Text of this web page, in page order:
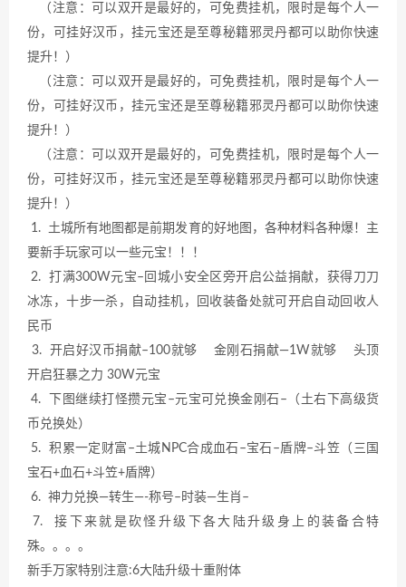
（注意：可以双开是最好的，可免费挂机，限时是每个人一
份，可挂好汉币，挂元宝还是至尊秘籍邪灵丹都可以助你快速
提升！）
（注意：可以双开是最好的，可免费挂机，限时是每个人一
份，可挂好汉币，挂元宝还是至尊秘籍邪灵丹都可以助你快速
提升！）
（注意：可以双开是最好的，可免费挂机，限时是每个人一
份，可挂好汉币，挂元宝还是至尊秘籍邪灵丹都可以助你快速
提升！）
1. 土城所有地图都是前期发育的好地图，各种材料各种爆！主
要新手玩家可以一些元宝！！！
2. 打满300W元宝–回城小安全区旁开启公益捐献，获得刀刀
冰冻，十步一杀，自动挂机，回收装备处就可开启自动回收人
民币
3. 开启好汉币捐献–100就够 金刚石捐献—1W就够 头顶
开启狂暴之力 30W元宝
4. 下图继续打怪攒元宝–元宝可兑换金刚石–（土右下高级货
币兑换处）
5. 积累一定财富–土城NPC合成血石–宝石–盾牌–斗笠（三国
宝石+血石+斗笠+盾牌）
6. 神力兑换—转生—-称号–时装—生肖–
7. 接下来就是砍怪升级下各大陆升级身上的装备合特
殊。。。。
新手万家特别注意:6大陆升级十重附体